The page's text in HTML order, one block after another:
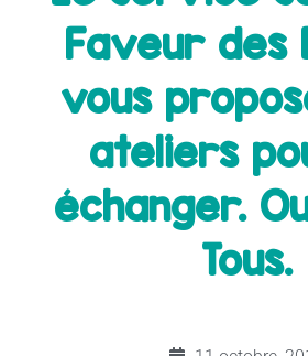
Faveur des
vous
ateliers
échanger.
Tous.